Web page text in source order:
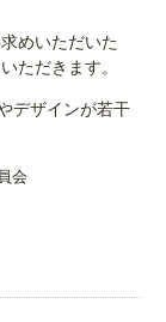
めいただいた
ただきます。
デザインが若干
会